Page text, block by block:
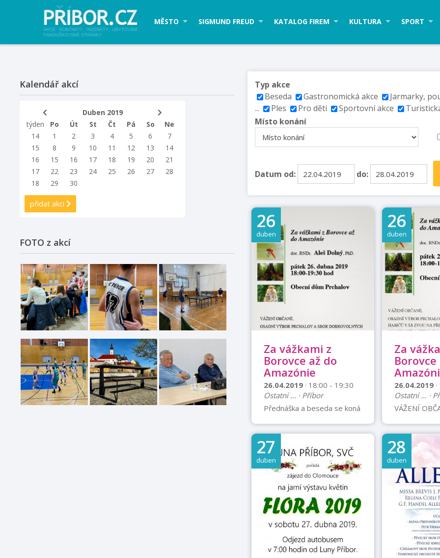
MĚSTO SIGMUND FREUD KATALOG FIREM KULTURA SPORT
Typ akce
Beseda
Gastronomická akce Jarmarky,
...
Ples Pro děti Sportovní akce
Místo konání
Datum od: do:
26
duben
Za vážkami z
Borovce až do
Amazónie
26.04.2019 · 18:00 - 19:30
Ostatní ... · Příbor
Přednáška a beseda se koná
RNDr. Aleš Dolný, PhD.
26
duben
Za
Borovce
26.04.2019
Ostatní ... ·
VÁŽENÍ
VÁS ZVOU
A BESEDU
NAŠÍM
DOLNÝM.
NĚCO O
VÁŽKAMI
NEBO
GUINEJE,
PROČ JE
ZCELA
KAM
27
duben
28
duben
Kalendář akcí
Duben 2019
týden
Po Út St Čt Pá So
Ne
14
1 2 3 4 5 6
7
15
8 9 10 11 12 13
14
16
15 16 17 18 19 20
21
17
22 23 24 25 26 27
28
18
29 30
přidat akci
FOTO z akcí